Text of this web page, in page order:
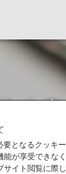
定
らせとなるクッキ
が享受できな
イト閲覧に際